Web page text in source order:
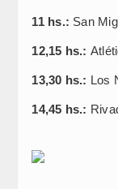
11 hs.: San
12,15 hs.:
13,30 hs.: Los
14,45 hs.: